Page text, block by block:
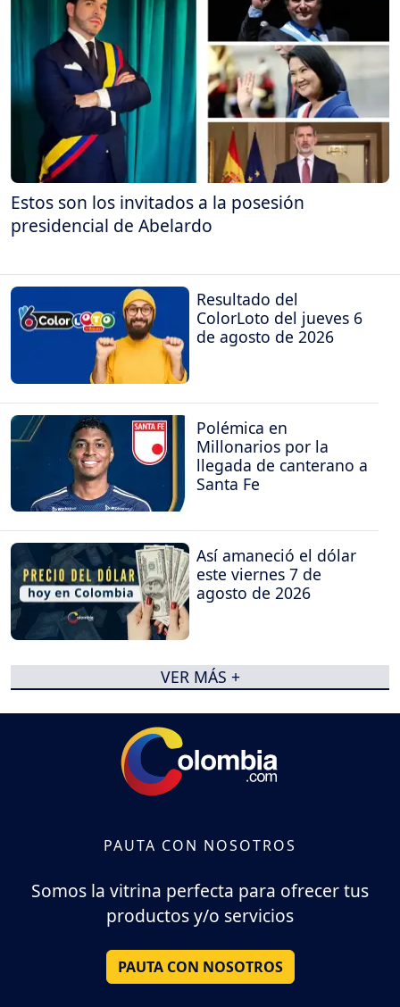
Estos son los invitados a la posesión
presidencial de Abelardo
Resultado del
ColorLoto del jueves 6
de agosto de 2026
Polémica en
Millonarios por la
llegada de canterano a
Santa Fe
Así amaneció el dólar
este viernes 7 de
agosto de 2026
VER MÁS +
PAUTA CON NOSOTROS
Somos la vitrina perfecta para ofrecer tus
productos y/o servicios
PAUTA CON NOSOTROS